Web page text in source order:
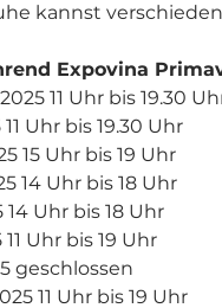
kannst
Expovina
11 Uhr bis 19.30
Uhr bis 19.30 Uhr
15 Uhr bis 19 Uhr
14 Uhr bis 18 Uhr
14 Uhr bis 18 Uhr
Uhr bis 19 Uhr
geschlossen
11 Uhr bis 19 Uhr